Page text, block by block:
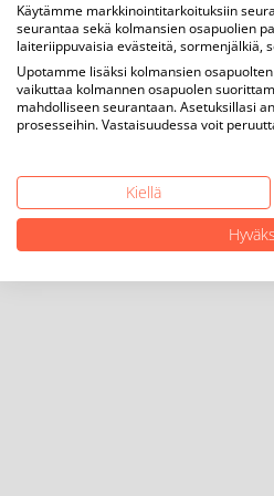
Käytämme markkinointitarkoituksiin
seurantaa sekä kolmansien osapuolien
laiteriippuvaisia evästeitä, sormenjälkiä,
Upotamme lisäksi kolmansien
vaikuttaa kolmannen osapuolen
mahdolliseen seurantaan. Asetuksillasi
prosesseihin. Vastaisuudessa voit
Kiellä